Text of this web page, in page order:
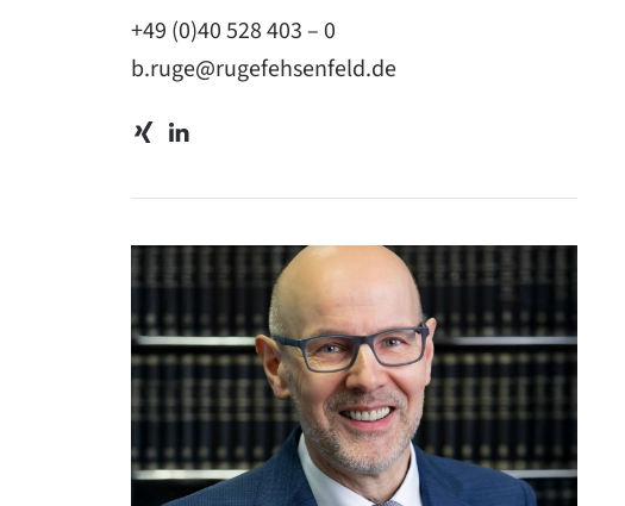
+49 (0)40 528 403 – 0
b.ruge@rugefehsenfeld.de